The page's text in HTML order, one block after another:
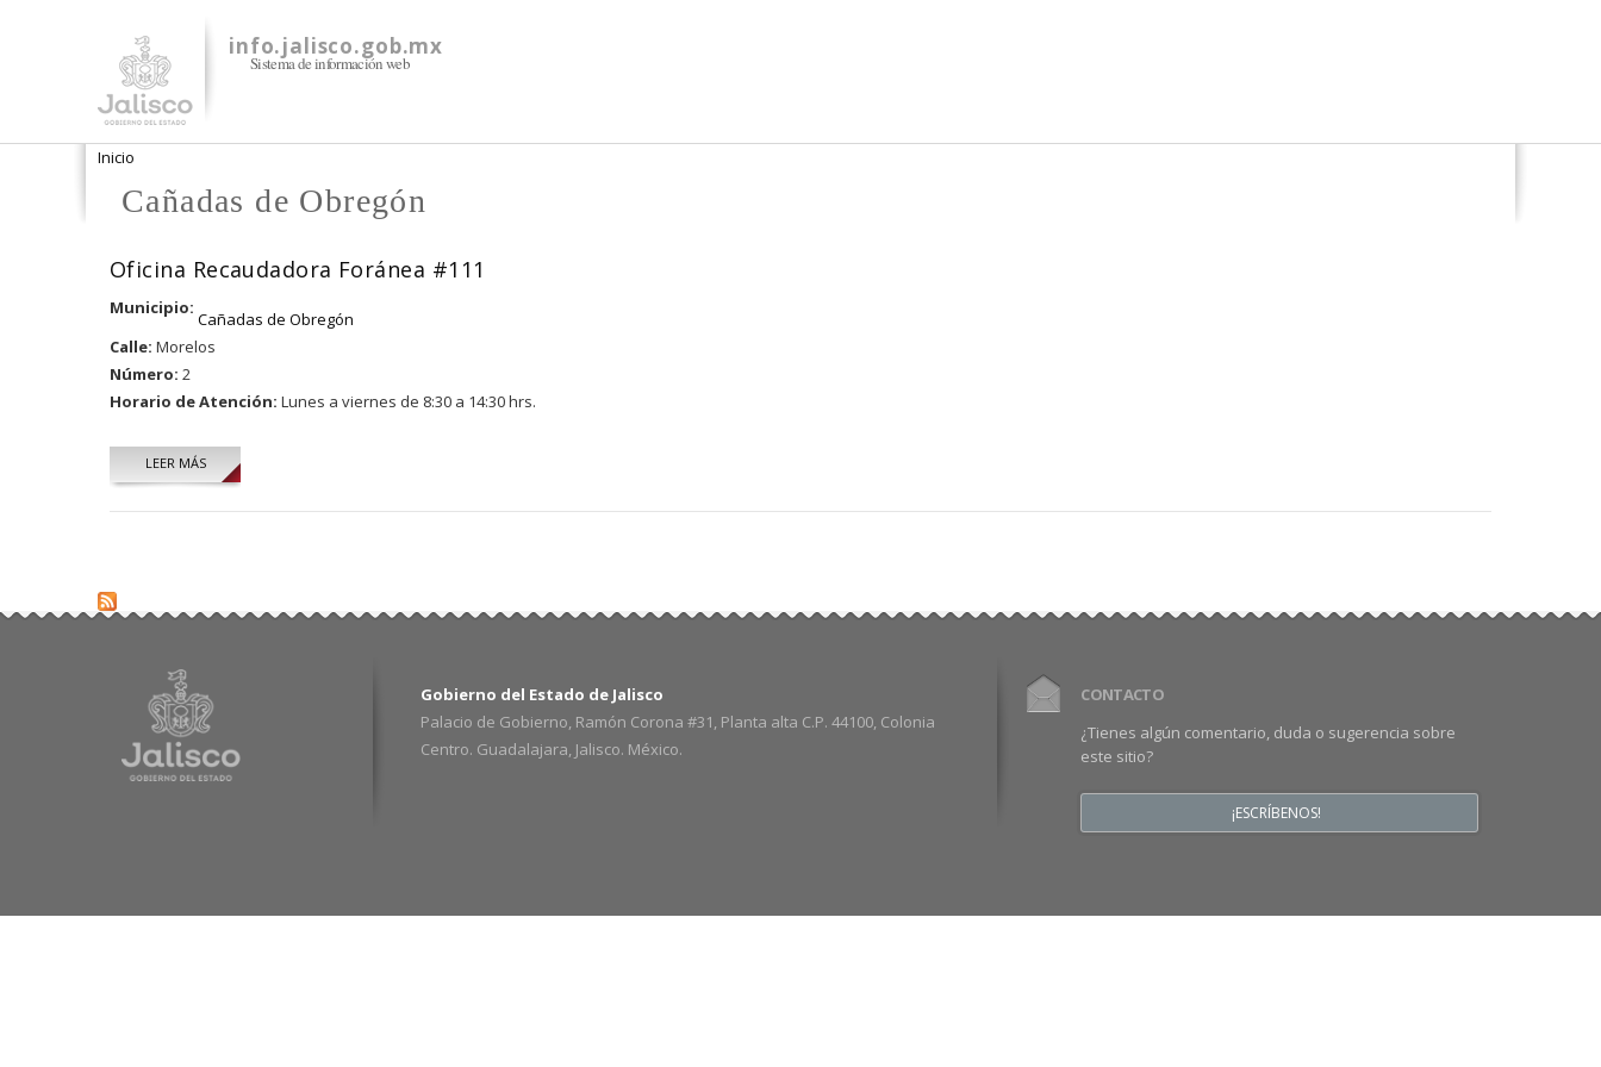
info.jalisco.gob.mx
Sistema de información web
Se encuentra usted aquí
Inicio
Cañadas de Obregón
Oficina Recaudadora Foránea #111
Municipio:
Cañadas de Obregón
Calle: Morelos
Número: 2
Horario de Atención: Lunes a viernes de 8:30 a 14:30 hrs.
LEER MÁS
Gobierno del Estado de Jalisco
Palacio de Gobierno, Ramón Corona #31, Planta alta C.P. 44100, Colonia
Centro. Guadalajara, Jalisco. México.
CONTACTO
¿Tienes algún comentario, duda o sugerencia sobre
este sitio?
¡ESCRÍBENOS!